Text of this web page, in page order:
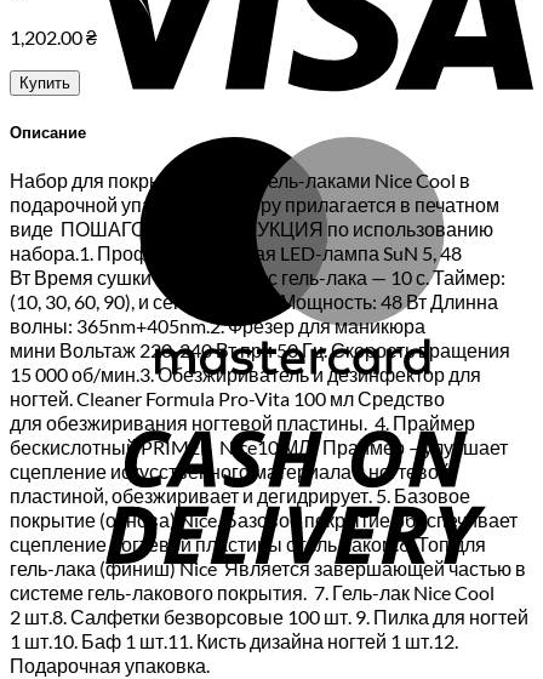
1,202.00₴
Купить
Описание
Набор для покрытия ногтей гель-лаками Nice Cool в
подарочной упаковкеК набору прилагается в печатном
виде ПОШАГОВАЯ ИНСТРУКЦИЯ по использованию
набора.1. Профессиональная LED-лампа SuN 5, 48
Вт Время сушки геля — до 60 с гель-лака — 10 с. Таймер:
(10, 30, 60, 90), и сенсор до 99 сМощность: 48 Вт Длинна
волны: 365nm+405nm.2. Фрезер для маникюра
мини Вольтаж 220-240 Вт при 50 Гц. Скорость вращения
15 000 об/мин.3. Обезжириватель и дезинфектор для
ногтей. Cleaner Formula Pro-Vita 100 мл Средство
для обезжиривания ногтевой пластины. 4. Праймер
бескислотный PRIMER Nice10 МЛ. Праймер – улучшает
сцепление искусственного материала с ногтевой
пластиной, обезжиривает и дегидрирует. 5. Базовое
покрытие (основа) Nice. Базовое покрытие обеспечивает
сцепление ногтевой пластины с гель лаком.6. Топ для
гель-лака (финиш) Nice Является завершающей частью в
системе гель-лакового покрытия. 7. Гель-лак Nice Cool
2 шт.8. Салфетки безворсовые 100 шт. 9. Пилка для ногтей
1 шт.10. Баф 1 шт.11. Кисть дизайна ногтей 1 шт.12.
Подарочная упаковка.